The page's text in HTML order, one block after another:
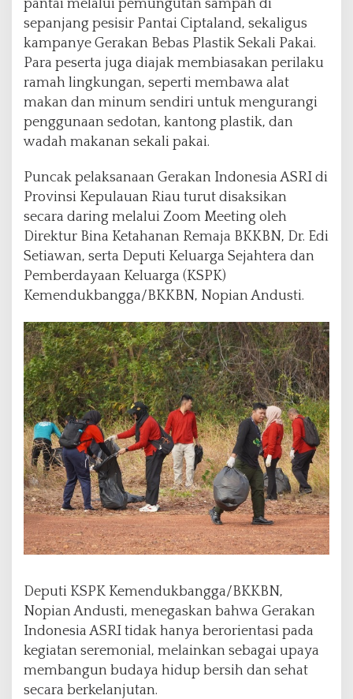
pantai melalui pemungutan sampah di
sepanjang pesisir Pantai Ciptaland, sekaligus
kampanye Gerakan Bebas Plastik Sekali Pakai.
Para peserta juga diajak membiasakan perilaku
ramah lingkungan, seperti membawa alat
makan dan minum sendiri untuk mengurangi
penggunaan sedotan, kantong plastik, dan
wadah makanan sekali pakai.
Puncak pelaksanaan Gerakan Indonesia ASRI di
Provinsi Kepulauan Riau turut disaksikan
secara daring melalui Zoom Meeting oleh
Direktur Bina Ketahanan Remaja BKKBN, Dr. Edi
Setiawan, serta Deputi Keluarga Sejahtera dan
Pemberdayaan Keluarga (KSPK)
Kemendukbangga/BKKBN, Nopian Andusti.
Deputi KSPK Kemendukbangga/BKKBN,
Nopian Andusti, menegaskan bahwa Gerakan
Indonesia ASRI tidak hanya berorientasi pada
kegiatan seremonial, melainkan sebagai upaya
membangun budaya hidup bersih dan sehat
secara berkelanjutan.